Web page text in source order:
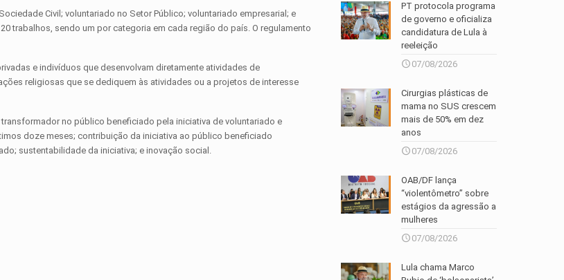
Civil; voluntariado no Setor Público; voluntariado empresarial; e
trabalhos, sendo um por categoria em cada região do país. O regulamento
e indivíduos que desenvolvam diretamente atividades de
religiosas que se dediquem às atividades ou a projetos de interesse
no público beneficiado pela iniciativa de voluntariado e
doze meses; contribuição da iniciativa ao público beneficiado
sustentabilidade da iniciativa; e inovação social.
PT protocola programa
de governo e oficializa
candidatura de Lula à
reeleição
07/08/2026
Cirurgias plásticas de
mama no SUS crescem
mais de 50% em dez
anos
07/08/2026
OAB/DF lança
“violentômetro” sobre
estágios da agressão a
mulheres
07/08/2026
Lula chama Marco